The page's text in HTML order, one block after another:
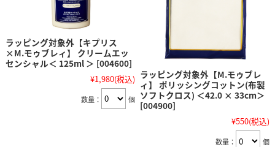
ラッピング対象外【キプリス
×M.モゥブレィ】 クリームエッ
センシャル＜ 125ml ＞ [004600]
¥1,980(税込)
数量： 個
ラッピング対象外【M.モゥブレ
ィ】 ポリッシングコットン(布製
ソフトクロス) ＜42.0 × 33cm＞
[004900]
¥550(税込)
数量： 個